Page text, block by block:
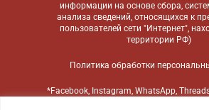
информации на основе сбора,
анализа сведений, относящихся к
пользователей сети "Интернет",
территории РФ)
Политика обработки
*Facebook, Instagram, WhatsApp,